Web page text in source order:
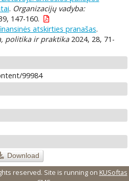
. Organizacijų vadyba:
147-160.
atskirties pranašas.
politika ir praktika2024, 28, 71-
99984
Download
reserved. Site is running on KUSoftas